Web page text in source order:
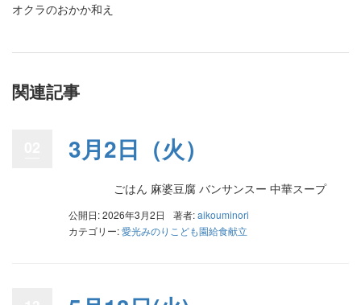
オクラのおかか和え
関連記事
3月2日（火）
ごはん 麻婆豆腐 バンサンスー 中華スープ
公開日: 2026年3月2日 著者:aikouminori
カテゴリー:愛光みのりこども園給食献立